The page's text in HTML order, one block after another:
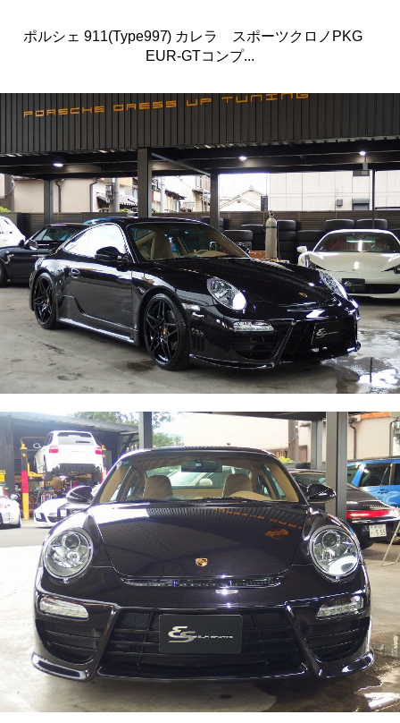
ポルシェ 911(Type997) カレラ スポーツクロノPKG
EUR-GTコンプ...